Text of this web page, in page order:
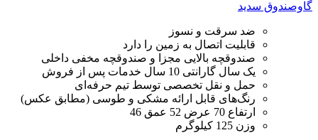
گاوصندوق سدید
ضد سرقت و نسوز
قابلیت اتصال به زمین را دارد
صندوقچه بالایی مجزا و صندوقچه مخفی داخلی
یک سال گارانتی 10 سال خدمات پس از فروش
حمل و نقل تخصصی توسط تیم حرفه‌ای
رنگ‌های قابل ارائه مشکی و طوسی (مطابق عکس)
ارتفاع 70 عرض 52 عمق 46
وزن 125 کیلوگرم